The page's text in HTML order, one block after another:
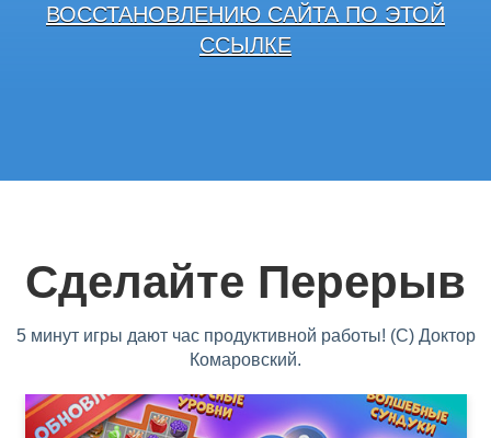
ВОССТАНОВЛЕНИЮ САЙТА ПО ЭТОЙ
ССЫЛКЕ
Сделайте Перерыв
5 минут игры дают час продуктивной работы! (С) Доктор
Комаровский.